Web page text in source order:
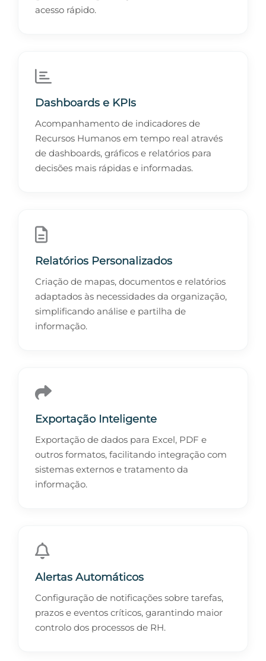
acesso rápido.
Dashboards e KPIs
Acompanhamento de indicadores de
Recursos Humanos em tempo real através
de dashboards, gráficos e relatórios para
decisões mais rápidas e informadas.
Relatórios Personalizados
Criação de mapas, documentos e relatórios
adaptados às necessidades da organização,
simplificando análise e partilha de
informação.
Exportação Inteligente
Exportação de dados para Excel, PDF e
outros formatos, facilitando integração com
sistemas externos e tratamento da
informação.
Alertas Automáticos
Configuração de notificações sobre tarefas,
prazos e eventos críticos, garantindo maior
controlo dos processos de RH.